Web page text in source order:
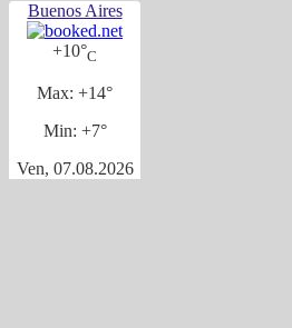
Buenos Aires
+10°C
Max: +14°
Min: +7°
Ven, 07.08.2026